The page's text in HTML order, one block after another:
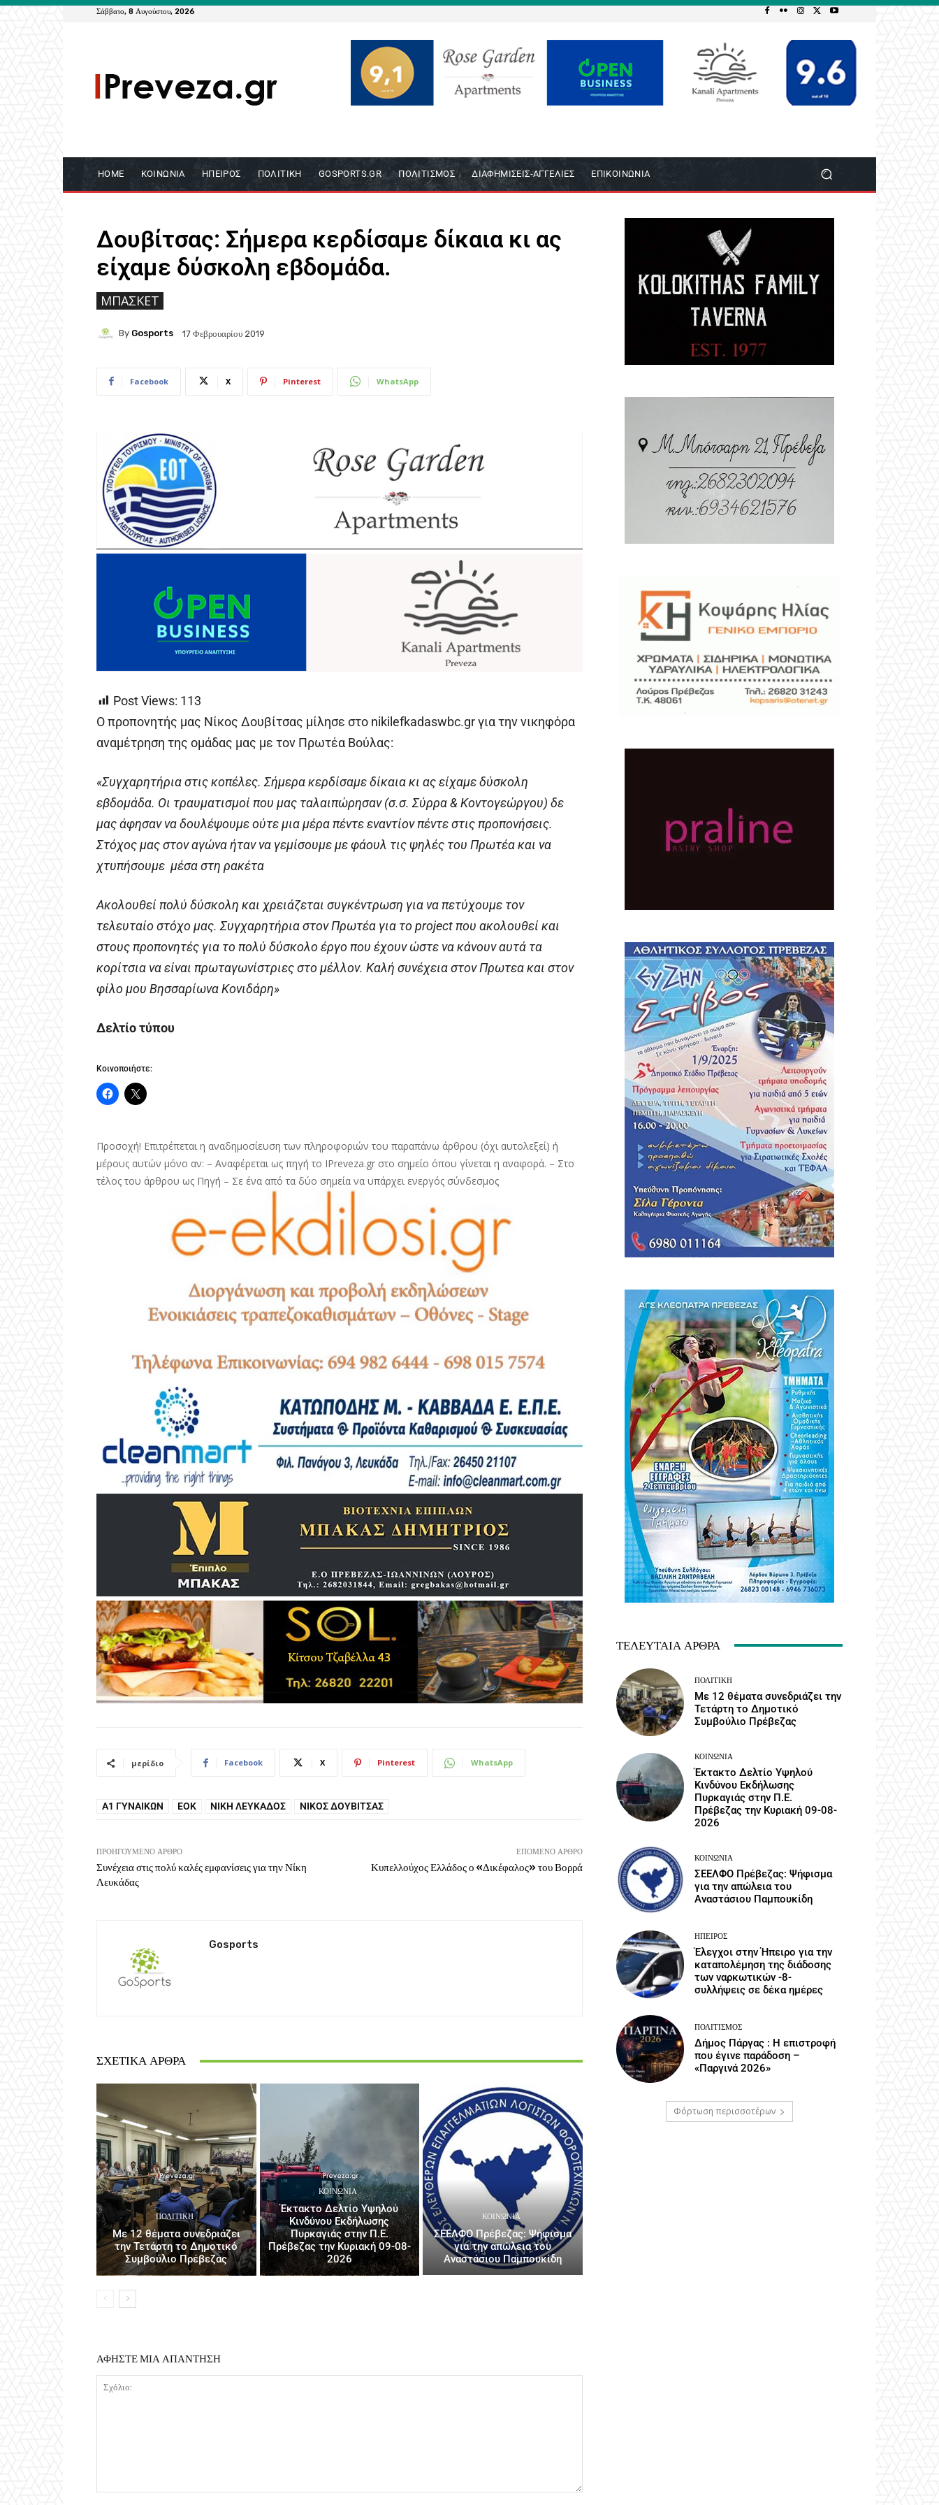
Σάββατο, 8 Αυγούστου, 2026
HOME ΚΟΙΝΩΝΊΑ ΉΠΕΙΡΟΣ ΠΟΛΙΤΙΚΉ GOSPORTS.GR ΠΟΛΙΤΙΣΜΌΣ ΔΙΑΦΗΜΊΣΕΙΣ-ΑΓΓΕΛΊΕΣ ΕΠΙΚΟΙΝΩΝΙΑ
Δουβίτσας: Σήμερα κερδίσαμε δίκαια κι ας
είχαμε δύσκολη εβδομάδα.
ΜΠΆΣΚΕΤ
By Gosports 17 Φεβρουαρίου 2019
Facebook X Pinterest WhatsApp
Post Views: 113
Ο προπονητής μας Νίκος Δουβίτσας μίλησε στο nikilefkadaswbc.gr για την νικηφόρα
αναμέτρηση της ομάδας μας με τον Πρωτέα Βούλας:
«Συγχαρητήρια στις κοπέλες. Σήμερα κερδίσαμε δίκαια κι ας είχαμε δύσκολη
εβδομάδα. Οι τραυματισμοί που μας ταλαιπώρησαν (σ.σ. Σύρρα & Κοντογεώργου) δε
μας άφησαν να δουλέψουμε ούτε μια μέρα πέντε εναντίον πέντε στις προπονήσεις.
Στόχος μας στον αγώνα ήταν να γεμίσουμε με φάουλ τις ψηλές του Πρωτέα και να
χτυπήσουμε μέσα στη ρακέτα
Ακολουθεί πολύ δύσκολη και χρειάζεται συγκέντρωση για να πετύχουμε τον
τελευταίο στόχο μας. Συγχαρητήρια στον Πρωτέα για το project που ακολουθεί και
στους προπονητές για το πολύ δύσκολο έργο που έχουν ώστε να κάνουν αυτά τα
κορίτσια να είναι πρωταγωνίστριες στο μέλλον. Καλή συνέχεια στον Πρωτεα και στον
φίλο μου Βησσαρίωνα Κονιδάρη»
Δελτίο τύπου
Κοινοποιήστε:
Προσοχή! Επιτρέπεται η αναδημοσίευση των πληροφοριών του παραπάνω άρθρου (όχι αυτολεξεί) ή
μέρους αυτών μόνο αν: – Αναφέρεται ως πηγή το IPreveza.gr στο σημείο όπου γίνεται η αναφορά. – Στο
τέλος του άρθρου ως Πηγή – Σε ένα από τα δύο σημεία να υπάρχει ενεργός σύνδεσμος
μερίδιο Facebook X Pinterest WhatsApp
Α1 ΓΥΝΑΙΚΏΝ ΕΟΚ ΝΊΚΗ ΛΕΥΚΆΔΟΣ ΝΊΚΟΣ ΔΟΥΒΊΤΣΑΣ
ΠΡΟΗΓΟΎΜΕΝΟ ΆΡΘΡΟ
Συνέχεια στις πολύ καλές εμφανίσεις για την Νίκη
Λευκάδας
ΕΠΌΜΕΝΟ ΆΡΘΡΟ
Κυπελλούχος Ελλάδος ο «Δικέφαλος» του Βορρά
Gosports
ΣΧΕΤΙΚΆ ΆΡΘΡΑ
ΠΟΛΙΤΙΚΉ
Με 12 θέματα συνεδριάζει
την Τετάρτη το Δημοτικό
Συμβούλιο Πρέβεζας
ΚΟΙΝΩΝΙΑ
Έκτακτο Δελτίο Υψηλού
Κινδύνου Εκδήλωσης
Πυρκαγιάς στην Π.Ε.
Πρέβεζας την Κυριακή 09-08-
2026
ΚΟΙΝΩΝΙΑ
ΣΕΕΛΦΟ Πρέβεζας: Ψήφισμα
για την απώλεια του
Αναστάσιου Παμπουκίδη
ΑΦΗΣΤΕ ΜΙΑ ΑΠΑΝΤΗΣΗ
ΤΕΛΕΥΤΑΊΑ ΆΡΘΡΑ
ΠΟΛΙΤΙΚΉ
Με 12 θέματα συνεδριάζει την
Τετάρτη το Δημοτικό
Συμβούλιο Πρέβεζας
ΚΟΙΝΩΝΙΑ
Έκτακτο Δελτίο Υψηλού
Κινδύνου Εκδήλωσης
Πυρκαγιάς στην Π.Ε.
Πρέβεζας την Κυριακή 09-08-
2026
ΚΟΙΝΩΝΙΑ
ΣΕΕΛΦΟ Πρέβεζας: Ψήφισμα
για την απώλεια του
Αναστάσιου Παμπουκίδη
ΉΠΕΙΡΟΣ
Έλεγχοι στην Ήπειρο για την
καταπολέμηση της διάδοσης
των ναρκωτικών -8-
συλλήψεις σε δέκα ημέρες
ΠΟΛΙΤΙΣΜΌΣ
Δήμος Πάργας : Η επιστροφή
που έγινε παράδοση –
«Παργινά 2026»
Φόρτωση περισσοτέρων